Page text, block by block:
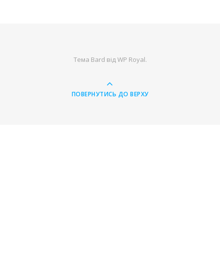
Тема Bard відWP Royal.
ПОВЕРНУТИСЬ ДО ВЕРХУ